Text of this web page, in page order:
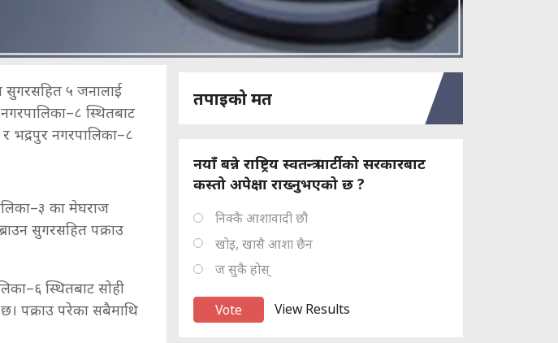
सुगरसहित ५ जनालाई
स्थितबाट
भद्रपुर नगरपालिका–८
का मेघराज
सुगरसहित पक्राउ
स्थितबाट सोही
छ। पक्राउ परेका सबैमाथि
तपाइको मत
नयाँ बन्ने राष्ट्रिय स्वतन्त्र पार्टीको सरकारबाट
कस्तो अपेक्षा राख्नुभएको छ ?
निक्कै आशावादी छौ
खोइ, खासै आशा छैन
ज सुकै होस्
View Results